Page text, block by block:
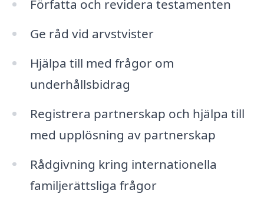
Författa och revidera testamenten
Ge råd vid arvstvister
Hjälpa till med frågor om
underhållsbidrag
Registrera partnerskap och hjälpa till
med upplösning av partnerskap
Rådgivning kring internationella
familjerättsliga frågor